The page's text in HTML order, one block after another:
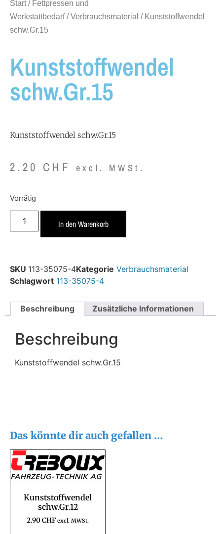
Start/ Fettpressen und
Werkstattbedarf/Verbrauchsmaterial / Kunststoffwendel
schw.Gr.15
Kunststoffwendel
schw.Gr.15
Kunststoffwendel schw.Gr.15
2.20 CHF excl. MWSt.
Vorrätig
In den Warenkorb
SKU 113-35075-4Kategorie Verbrauchsmaterial
Schlagwort 113-35075-4
Beschreibung Zusätzliche Informationen
Beschreibung
Kunststoffwendel schw.Gr.15
Das könnte dir auch gefallen …
Kunststoffwendel
schw.Gr.12
2.90CHF excl. MWSt.